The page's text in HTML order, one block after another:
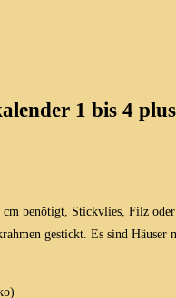
1 bis 4
benötigt, Stickvlies, Filz
gestickt. Es sind